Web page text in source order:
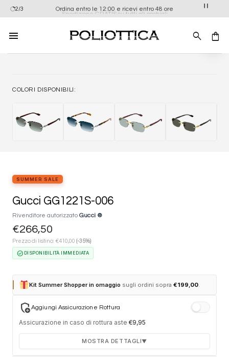
Salta
ai
contenuti
2/3
Spedizione GRATIS su tutti gli occhiali
Ordina entro le 12:00 e ricevi entro 48 ore
COLORI DISPONIBILI:
SUMMER SALE
Gucci GG1221S-006
Rivenditore autorizzato Gucci ®
€266,50
Prezzo di listino: €410,00 (-35%)
check_circle DISPONIBILITÀ IMMEDIATA
Kit Summer Shopper in omaggio sugli ordini sopra€199,00
add_moderatorAggiungi Assicurazione Rottura
Assicurazione in caso di rottura aste €9,95
MOSTRA DETTAGLI▼